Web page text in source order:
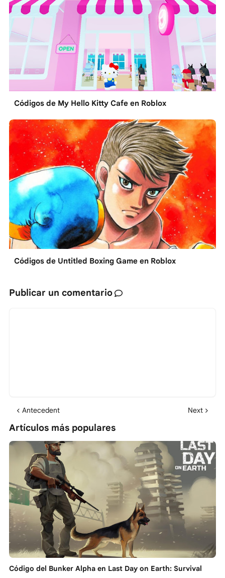
Códigos de My Hello Kitty Cafe en Roblox
Códigos de Untitled Boxing Game en Roblox
Publicar un comentario
Antecedent Next
Artículos más populares
Código del Bunker Alpha en Last Day on Earth: Survival